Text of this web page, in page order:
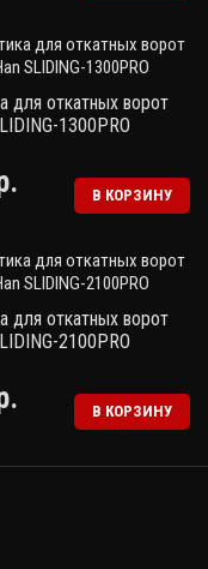
для откатных ворот
1300PRO
В КОРЗИНУ
для откатных ворот
2100PRO
В КОРЗИНУ